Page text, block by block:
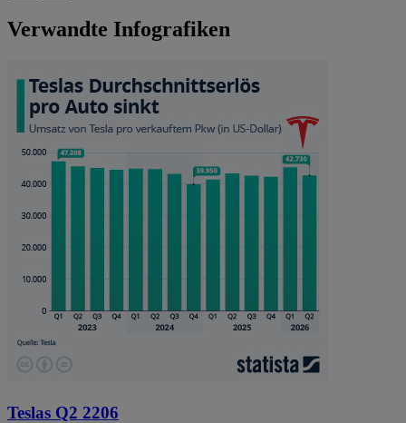
Verwandte Infografiken
Teslas Q2 2206